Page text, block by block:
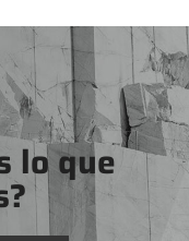
lo que